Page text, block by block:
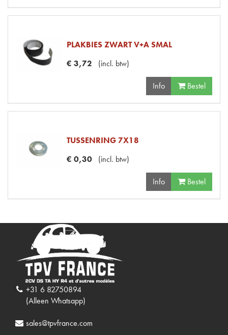
PLAKBIES ZWART V+A SMAL
€ 3,72 (incl. btw)
Info Bestel
TUSSENRING 7X18
€ 0,30 (incl. btw)
Info Bestel
+31 6 82750894
(Alleen Whatsapp)
sales@tpvfrance.com